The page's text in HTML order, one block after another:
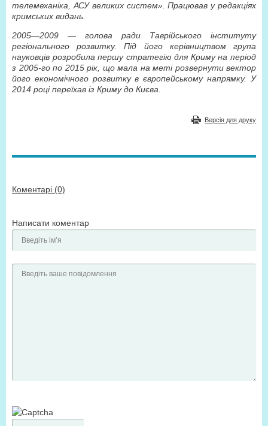
телемеханіка, АСУ великих систем». Працював у редакціях
кримських видань.
2005—2009 — голова ради Таврійського інституту
регіонального розвитку. Під його керівництвом група
науковців розробила першу стратегію для Криму на період
з 2005-го по 2015 рік, що мала на меті розвернути вектор
його економічного розвитку в європейському напрямку. У
2014 році переїхав із Криму до Києва.
Версія для друку
Коментарі (0)
Написати коментар